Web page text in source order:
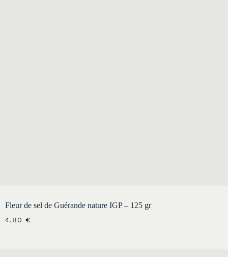
Fleur de sel de Guérande nature IGP – 125 gr
4.80 €